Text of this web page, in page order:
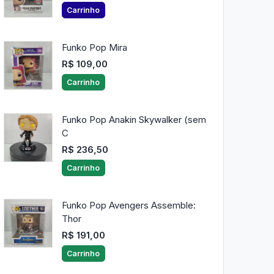
Carrinho
Funko Pop Mira
R$ 109,00
Carrinho
Funko Pop Anakin Skywalker (sem
C
R$ 236,50
Carrinho
Funko Pop Avengers Assemble:
Thor
R$ 191,00
Carrinho